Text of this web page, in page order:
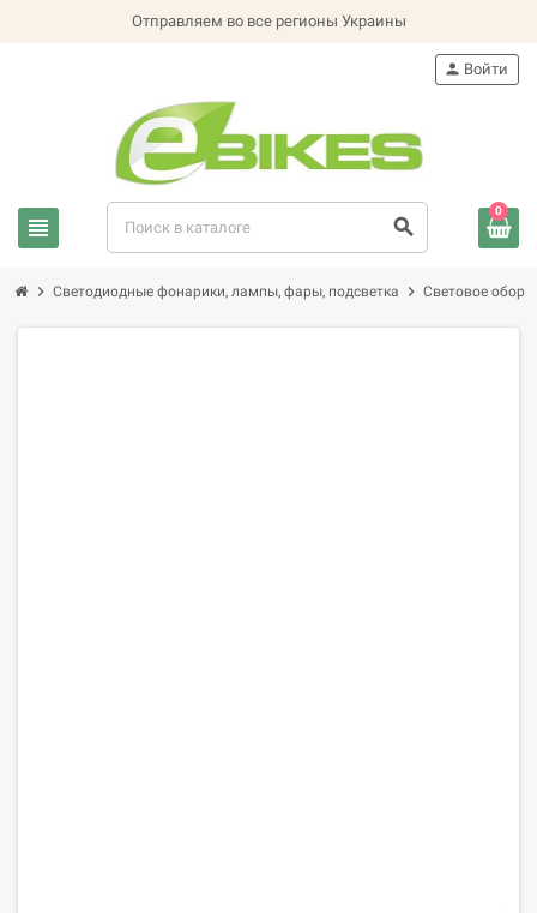
Отправляем во все регионы Украины
view_headline search
person Войти
0
chevron_right Светодиодные фонарики, лампы, фары, подсветка chevron_right Световое